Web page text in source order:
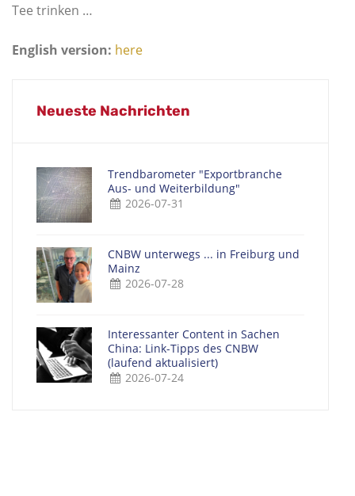
Tee trinken …
English version: here
Neueste Nachrichten
Trendbarometer "Exportbranche
Aus- und Weiterbildung"
2026-07-31
CNBW unterwegs ... in Freiburg und
Mainz
2026-07-28
Interessanter Content in Sachen
China: Link-Tipps des CNBW
(laufend aktualisiert)
2026-07-24